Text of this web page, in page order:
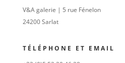
V&A galerie | 5 rue Fénelon
24200 Sarlat
TÉLÉPHONE ET EMAIL